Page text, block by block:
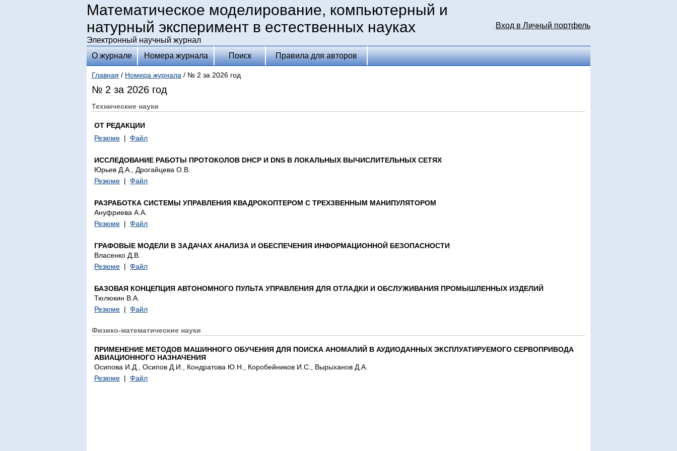
Математическое моделирование, компьютерный и
натурный эксперимент в естественных науках
Электронный научный журнал
Вход в Личный портфель
О журнале Номера журнала Поиск Правила для авторов
Главная / Номера журнала / № 2 за 2026 год
№ 2 за 2026 год
Технические науки
ОТ РЕДАКЦИИ
Резюме | Файл
ИССЛЕДОВАНИЕ РАБОТЫ ПРОТОКОЛОВ DHCP И DNS В ЛОКАЛЬНЫХ ВЫЧИСЛИТЕЛЬНЫХ СЕТЯХ
Юрьев Д.А., Дрогайцева О.В.
Резюме | Файл
РАЗРАБОТКА СИСТЕМЫ УПРАВЛЕНИЯ КВАДРОКОПТЕРОМ С ТРЕХЗВЕННЫМ МАНИПУЛЯТОРОМ
Ануфриева А.А.
Резюме | Файл
ГРАФОВЫЕ МОДЕЛИ В ЗАДАЧАХ АНАЛИЗА И ОБЕСПЕЧЕНИЯ ИНФОРМАЦИОННОЙ БЕЗОПАСНОСТИ
Власенко Д.В.
Резюме | Файл
БАЗОВАЯ КОНЦЕПЦИЯ АВТОНОМНОГО ПУЛЬТА УПРАВЛЕНИЯ ДЛЯ ОТЛАДКИ И ОБСЛУЖИВАНИЯ ПРОМЫШЛЕННЫХ ИЗДЕЛИЙ
Тюлюкин В.А.
Резюме | Файл
Физико-математические науки
ПРИМЕНЕНИЕ МЕТОДОВ МАШИННОГО ОБУЧЕНИЯ ДЛЯ ПОИСКА АНОМАЛИЙ В АУДИОДАННЫХ ЭКСПЛУАТИРУЕМОГО СЕРВОПРИВОДА
АВИАЦИОННОГО НАЗНАЧЕНИЯ
Осипова И.Д., Осипов Д.И., Кондратова Ю.Н., Коробейников И.С., Вырыханов Д.А.
Резюме | Файл